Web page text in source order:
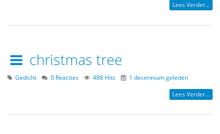
Lees Verder...
christmas tree
Gedicht 0 Reacties 488 Hits 1 decennium geleden
Lees Verder...